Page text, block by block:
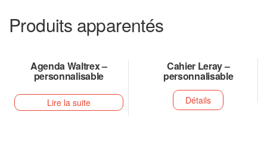
Produits apparentés
Agenda Waltrex –
personnalisable
Lire la suite
Cahier Leray –
personnalisable
Détails